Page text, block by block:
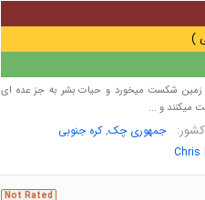
)
زمین شکست میخورد و حیات بشر به جز عده ای
میکنند و ...
کشور:جمهوری چک,کره جنوبی
Chris
Not Rated